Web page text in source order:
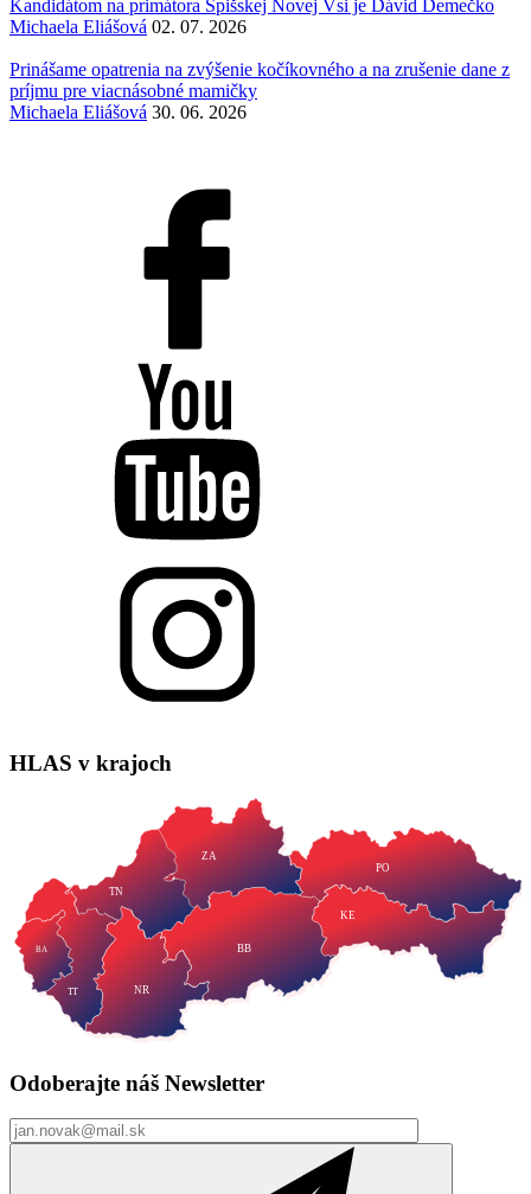
Kandidátom na primátora Spišskej Novej Vsi je Dávid Demečko
Michaela Eliášová 02. 07. 2026
Prinášame opatrenia na zvýšenie kočíkovného a na zrušenie dane z
príjmu pre viacnásobné mamičky
Michaela Eliášová 30. 06. 2026
HLAS v krajoch
TT NR
TN
ZA
BB
PO
KE
BA
Odoberajte náš Newsletter